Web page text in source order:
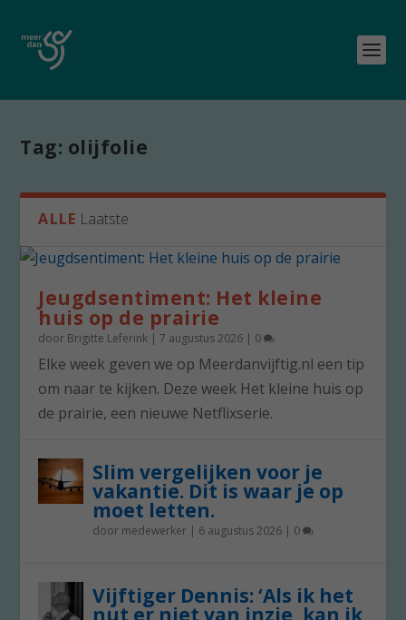
Tag: olijfolie
ALLE Laatste
Jeugdsentiment: Het kleine
huis op de prairie
door Brigitte Leferink |7 augustus 2026 | 0
Elke week geven we op Meerdanvijftig.nl een tip
om naar te kijken. Deze week Het kleine huis op
de prairie, een nieuwe Netflixserie.
Slim vergelijken voor je
vakantie. Dit is waar je op
moet letten.
door medewerker | 6 augustus 2026 | 0
Vijftiger Dennis: ‘Als ik het
nut er niet van inzie, kan ik